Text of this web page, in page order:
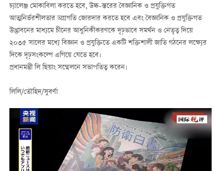
চ্যালেঞ্জ মোকাবিলা করতে হবে, উচ্চ-স্তরের বৈজ্ঞানিক ও প্রযুক্তিগত
আত্মনির্ভরশীলতার অগ্রগতি জোরদার করতে হবে এবং বৈজ্ঞানিক ও প্রযুক্তিগত
উদ্ভাবনের মাধ্যমে চীনের আধুনিকীকরণকে দৃঢ়ভাবে সমর্থন ও নেতৃত্ব দিয়ে
২০৩৫ সালের মধ্যে বিজ্ঞান ও প্রযুক্তিতে একটি শক্তিশালী জাতি গঠনের লক্ষ্যের
দিকে দৃঢ়সংকল্পে এগিয়ে যেতে হবে।
প্রধানমন্ত্রী লি ছিয়াং সম্মেলনে সভাপতিত্ব করেন।
লিলি/তৌহিদ/সুবর্ণা